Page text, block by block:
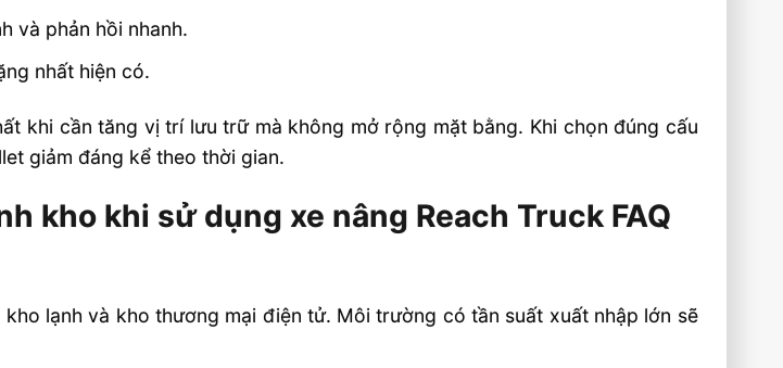
và phản hồi nhanh.
nhất hiện có.
khi cần tăng vị trí lưu trữ mà không mở rộng mặt bằng. Khi chọn đúng cấu
giảm đáng kể theo thời gian.
kho khi sử dụng xe nâng Reach Truck FAQ
lạnh và kho thương mại điện tử. Môi trường có tần suất xuất nhập lớn sẽ